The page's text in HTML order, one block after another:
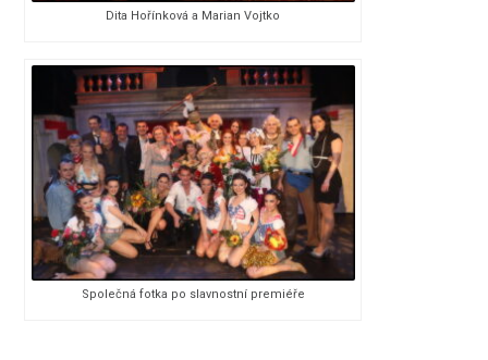
Dita Hořínková a Marian Vojtko
Společná fotka po slavnostní premiéře